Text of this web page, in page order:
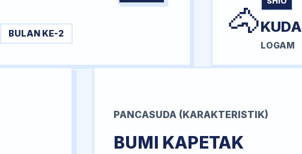
BULAN KE-2 🐴KUDA
LOGAM
PANCASUDA (KARAKTERISTIK)
BUMI KAPETAK